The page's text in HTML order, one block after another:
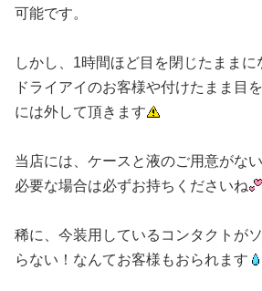
可能です。
しかし、1時間ほど目を閉じたままに
ドライアイのお客様や付けたまま目
には外して頂きます
当店には、ケースと液のご用意がな
必要な場合は必ずお持ちくださいね
稀に、今装用しているコンタクトが
らない！なんてお客様もおられます